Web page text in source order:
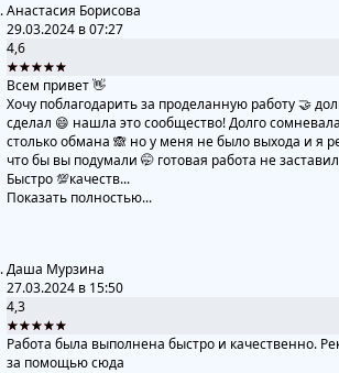
Анастасия Борисова
29.03.2024 в 07:27
4,6
★★★★★
Всем привет 👋
Хочу поблагодарить за проделанную работу 🤝
сделал 😄 нашла это сообщество! Долго
столько обмана 🙈 но у меня не было выхода и я
что бы вы подумали 🤭 готовая работа не
Быстро 💯качеств...
Показать полностью...
Даша Мурзина
27.03.2024 в 15:50
4,3
★★★★★
Работа была выполнена быстро и качественно.
за помощью сюда